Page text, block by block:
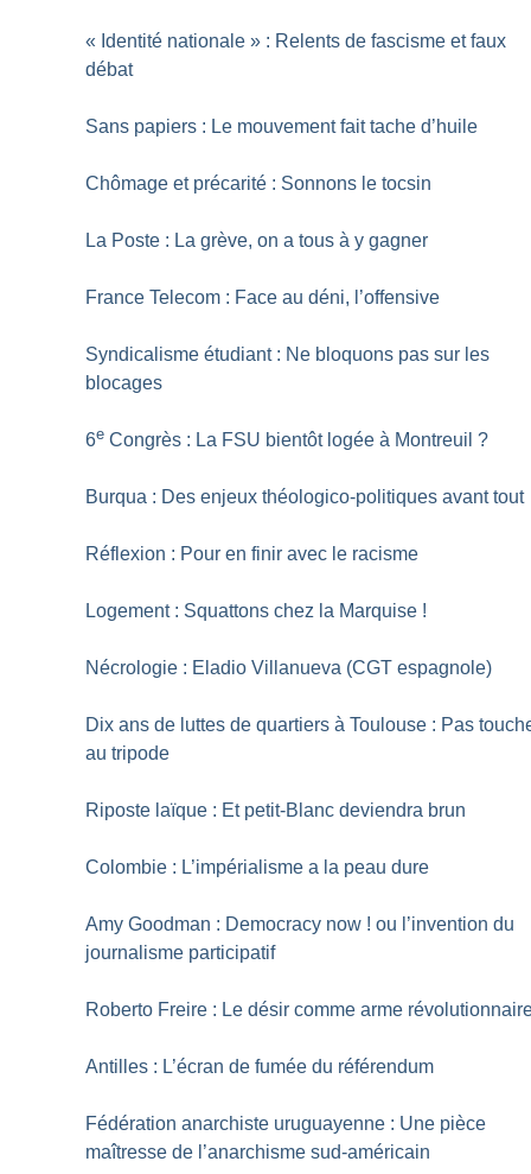
« Identité nationale » : Relents de fascisme et faux
débat
Sans papiers : Le mouvement fait tache d’huile
Chômage et précarité : Sonnons le tocsin
La Poste : La grève, on a tous à y gagner
France Telecom : Face au déni, l’offensive
Syndicalisme étudiant : Ne bloquons pas sur les
blocages
6e Congrès : La FSU bientôt logée à Montreuil ?
Burqua : Des enjeux théologico-politiques avant tout
Réflexion : Pour en finir avec le racisme
Logement : Squattons chez la Marquise !
Nécrologie : Eladio Villanueva (CGT espagnole)
Dix ans de luttes de quartiers à Toulouse : Pas
au tripode
Riposte laïque : Et petit-Blanc deviendra brun
Colombie : L’impérialisme a la peau dure
Amy Goodman : Democracy now ! ou l’invention du
journalisme participatif
Roberto Freire : Le désir comme arme
Antilles : L’écran de fumée du référendum
Fédération anarchiste uruguayenne : Une pièce
maîtresse de l’anarchisme sud-américain